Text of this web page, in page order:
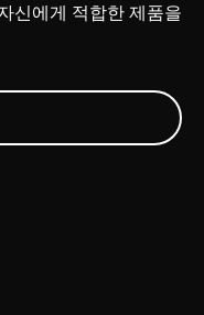
신에게 적합한 제품을